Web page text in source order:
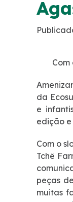
da
e
edição e
Com o
Tchê
peças
muitas